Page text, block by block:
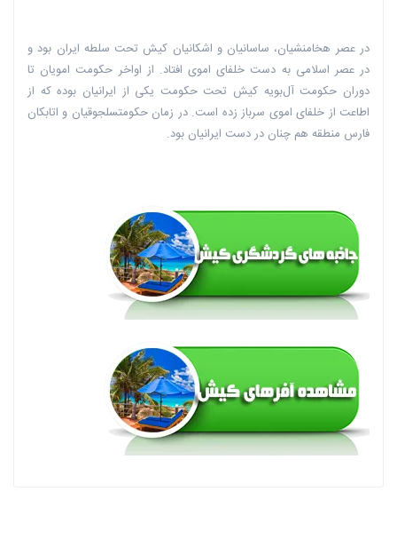
در عصر هخامنشیان، ساسانیان و اشکانیان کیش تحت سلطه ایران بود و
در عصر اسلامی به دست خلفای اموی افتاد. از اواخر حکومت امویان تا
دوران حکومت آل‌بویه کیش تحت حکومت یکی از ایرانیان بوده که از
اطاعت از خلفای اموی سرباز زده است. در زمان حکومتسلجوقیان و اتابکان
فارس منطقه هم چنان در دست ایرانیان بود.